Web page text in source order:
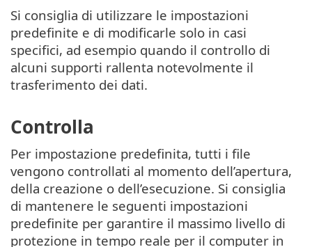
Si consiglia di utilizzare le impostazioni
predefinite e di modificarle solo in casi
specifici, ad esempio quando il controllo di
alcuni supporti rallenta notevolmente il
trasferimento dei dati.
Controlla
Per impostazione predefinita, tutti i file
vengono controllati al momento dell’apertura,
della creazione o dell’esecuzione. Si consiglia
di mantenere le seguenti impostazioni
predefinite per garantire il massimo livello di
protezione in tempo reale per il computer in